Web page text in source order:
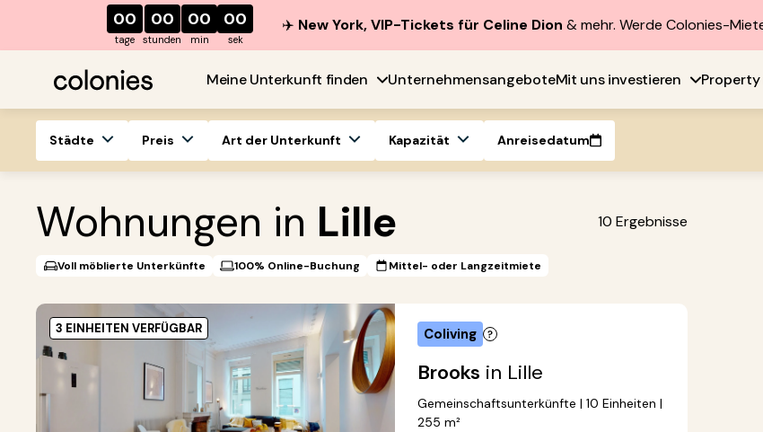
00
tage
00
stunden
00
min
00
sek
✈️ New York, VIP-Tickets für Celine Dion & mehr. Werde Colonies-
Meine Unterkunft finden UnternehmensangeboteMit uns investieren
Städte Preis Art der Unterkunft Kapazität Anreisedatum
Wohnungen in Lille 10 Ergebnisse
Voll möblierte Unterkünfte 100% Online-Buchung Mittel- oder Langzeitmiete
3 EINHEITEN VERFÜGBAR Coliving
Brooks in Lille
Gemeinschaftsunterkünfte | 10 Einheiten |
255 m²